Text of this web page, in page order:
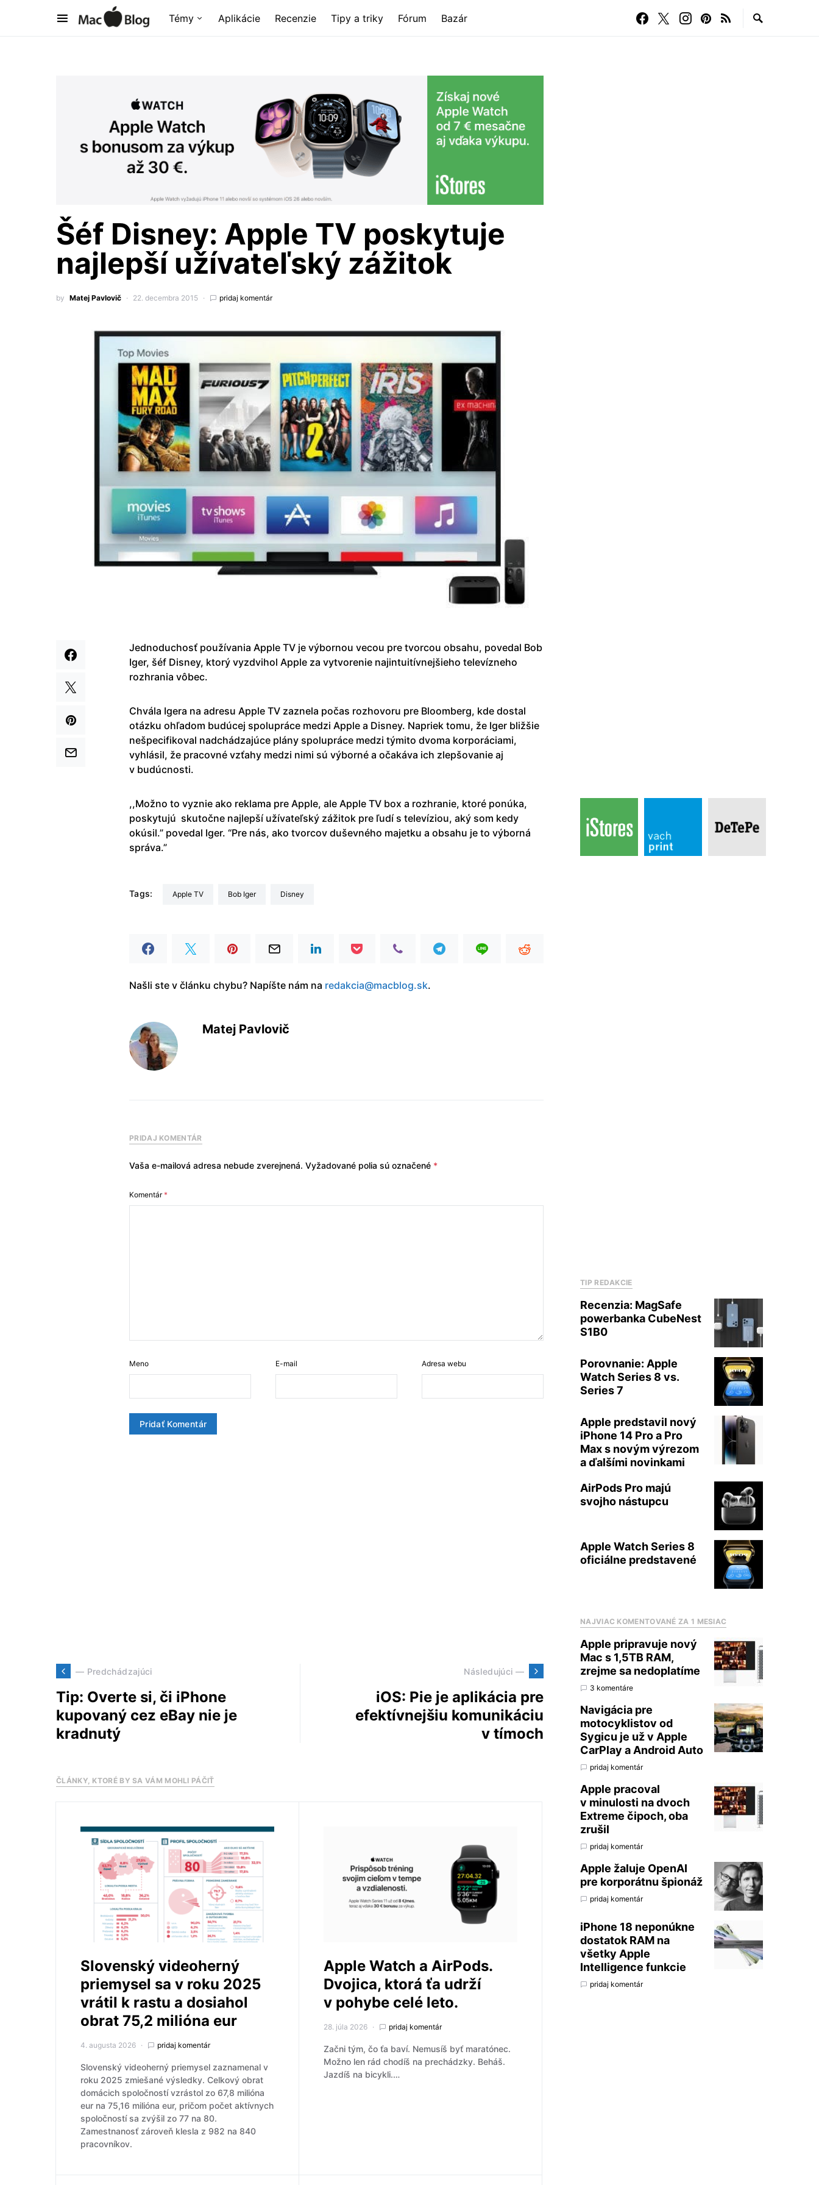
Témy Aplikácie Recenzie Tipy a triky Fórum Bazár
Šéf Disney: Apple TV poskytuje
najlepší užívateľský zážitok
by Matej Pavlovič 22. decembra 2015 pridaj komentár
Jednoduchosť používania Apple TV je výbornou vecou pre tvorcou obsahu, povedal Bob
Iger, šéf Disney, ktorý vyzdvihol Apple za vytvorenie najintuitívnejšieho televízneho
rozhrania vôbec.
Chvála Igera na adresu Apple TV zaznela počas rozhovoru pre Bloomberg, kde dostal
otázku ohľadom budúcej spolupráce medzi Apple a Disney. Napriek tomu, že Iger bližšie
nešpecifikoval nadchádzajúce plány spolupráce medzi týmito dvoma korporáciami,
vyhlásil, že pracovné vzťahy medzi nimi sú výborné a očakáva ich zlepšovanie aj
v budúcnosti.
,,Možno to vyznie ako reklama pre Apple, ale Apple TV box a rozhranie, ktoré ponúka,
poskytujú skutočne najlepší užívateľský zážitok pre ľudí s televíziou, aký som kedy
okúsil.” povedal Iger. “Pre nás, ako tvorcov duševného majetku a obsahu je to výborná
správa.”
Tags: Apple TV Bob Iger Disney
Našli ste v článku chybu? Napíšte nám na redakcia@macblog.sk.
Matej Pavlovič
PRIDAJ KOMENTÁR
Vaša e-mailová adresa nebude zverejnená. Vyžadované polia sú označené *
Komentár*
Meno E-mail Adresa webu
— Predchádzajúci
Tip: Overte si, či iPhone
kupovaný cez eBay nie je
kradnutý
Následujúci —
iOS: Pie je aplikácia pre
efektívnejšiu komunikáciu
v tímoch
ČLÁNKY, KTORÉ BY SA VÁM MOHLI PÁČIŤ
Slovenský videoherný
priemysel sa v roku 2025
vrátil k rastu a dosiahol
obrat 75,2 milióna eur
4. augusta 2026 pridaj komentár
Slovenský videoherný priemysel zaznamenal v
roku 2025 zmiešané výsledky. Celkový obrat
domácich spoločností vzrástol zo 67,8 milióna
eur na 75,16 milióna eur, pričom počet aktívnych
spoločností sa zvýšil zo 77 na 80.
Zamestnanosť zároveň klesla z 982 na 840
pracovníkov.
Apple Watch a AirPods.
Dvojica, ktorá ťa udrží
v pohybe celé leto.
28. júla 2026 pridaj komentár
Začni tým, čo ťa baví. Nemusíš byť maratónec.
Možno len rád chodíš na prechádzky. Beháš.
Jazdíš na bicykli.…
TIP REDAKCIE
Recenzia: MagSafe
powerbanka CubeNest
S1B0
Porovnanie: Apple
Watch Series 8 vs.
Series 7
Apple predstavil nový
iPhone 14 Pro a Pro
Max s novým výrezom
a ďalšími novinkami
AirPods Pro majú
svojho nástupcu
Apple Watch Series 8
oficiálne predstavené
NAJVIAC KOMENTOVANÉ ZA 1 MESIAC
Apple pripravuje nový
Mac s 1,5TB RAM,
zrejme sa nedoplatíme
3 komentáre
Navigácia pre
motocyklistov od
Sygicu je už v Apple
CarPlay a Android Auto
pridaj komentár
Apple pracoval
v minulosti na dvoch
Extreme čipoch, oba
zrušil
pridaj komentár
Apple žaluje OpenAI
pre korporátnu špionáž
pridaj komentár
iPhone 18 neponúkne
dostatok RAM na
všetky Apple
Intelligence funkcie
pridaj komentár